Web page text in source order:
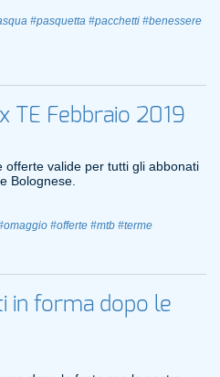
#pasquetta #pacchetti #benessere
TE Febbraio 2019
offerte valide per tutti gli abbonati
Bolognese.
#offerte #mtb #terme
in forma dopo le